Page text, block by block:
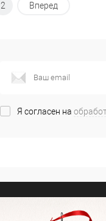
2 Вперед
Я согласен на